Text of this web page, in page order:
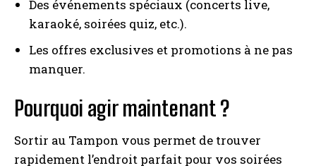
Des événements spéciaux (concerts live,
karaoké, soirées quiz, etc.).
Les offres exclusives et promotions à ne pas
manquer.
Pourquoi agir maintenant ?
Sortir au Tampon vous permet de trouver
rapidement l’endroit parfait pour vos soirées